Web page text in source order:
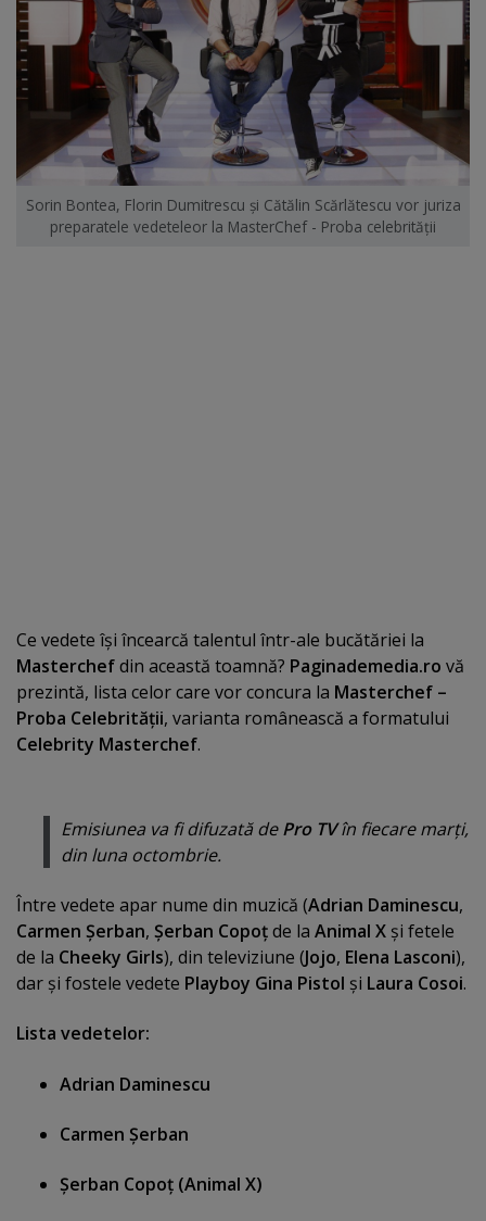
Sorin Bontea, Florin Dumitrescu şi Cătălin Scărlătescu vor juriza
preparatele vedeteleor la MasterChef - Proba celebrităţii
Ce vedete îşi încearcă talentul într-ale bucătăriei la
Masterchefdin această toamnă? Paginademedia.ro vă
prezintă, lista celor care vor concura la Masterchef –
Proba Celebrităţii, varianta românească a formatului
Celebrity Masterchef.
Emisiunea va fi difuzată dePro TVîn fiecare marţi,
din luna octombrie.
Între vedete apar nume din muzică (Adrian Daminescu,
Carmen Şerban, Şerban Copoţde la Animal X şi fetele
de la Cheeky Girls), din televiziune (Jojo, Elena Lasconi),
dar şi fostele vedete Playboy Gina Pistol şi Laura Cosoi.
Lista vedetelor:
Adrian Daminescu
Carmen Şerban
Şerban Copoţ (Animal X)